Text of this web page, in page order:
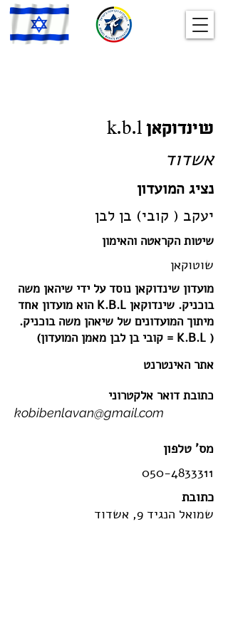
שינדוקאן k.b.l
אשדוד
נציג המועדון
יעקב ( קובי) בן לבן
שיטות הקראטה והאימון
שוטוקאן
מועדון שינדוקאן נוסד על ידי שיהאן משה
בוכניק. שינדוקאן K.B.L הוא מועדון אחד
מיתוך המועדונים של שיאהן משה בוכניק.
( K.B.L = קובי בן לבן מאמן המועדון)
אתר האינטרנט
כתובת דואר אלקטרוני
kobibenlavan@gmail.com
מס' טלפון
050-4833311
כתובת
שמואל הנגיד 9, אשדוד